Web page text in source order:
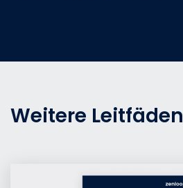
Weitere Leitfäden